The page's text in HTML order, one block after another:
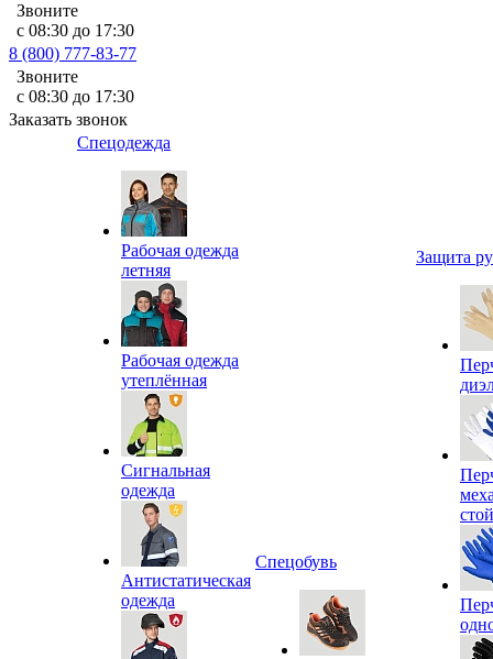
Звоните
с 08:30 до 17:30
8 (800) 777-83-77
Звоните
с 08:30 до 17:30
Заказать звонок
Спецодежда
Рабочая одежда
летняя
Рабочая одежда
утеплённая
Сигнальная
одежда
Антистатическая
одежда
Спецобувь
Защита